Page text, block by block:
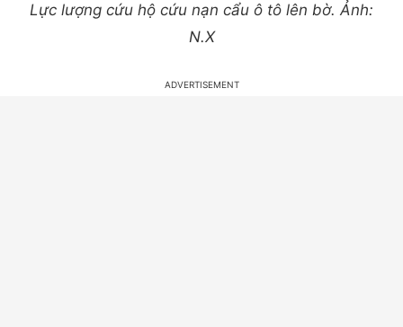
Lực lượng cứu hộ cứu nạn cẩu ô tô lên bờ. Ảnh:
N.X